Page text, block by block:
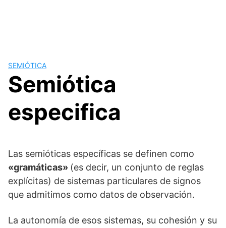
SEMIÓTICA
Semiótica
especifica
Las semióticas específicas se definen como
«gramáticas» (es decir, un conjunto de reglas
explícitas) de sistemas particulares de signos
que admitimos como datos de observación.
La autonomía de esos sistemas, su cohesión y su